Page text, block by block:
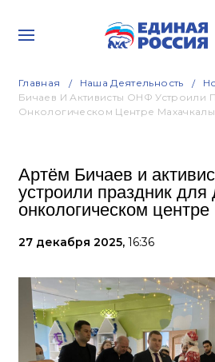
Главная Наша Деятельность
Бичаев И Активисты ОНФ Устроили
Онкологическом Центре Махачкалы
Артём Бичаев и
устроили праздник для
онкологическом
27 декабря 2025, 16:36